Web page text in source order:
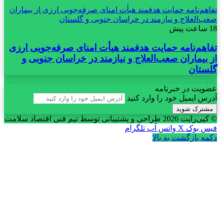
تفاهم‌نامه حمایت هدفمند هیأت امنای صرفه‌جویی ارزی از بیماران
صعب‌العلاج و نیازمند در خراسان جنوبی و گلستان
18 ساعت پیش
تفاهم‌نامه حمایت هدفمند هیأت امنای صرفه‌جویی ارزی
از بیماران صعب‌العلاج و نیازمند در خراسان جنوبی و
گلستان
عضویت در خبرنامه
آدرس ایمیل خود را وارد کنید
© کپی‌رایت 2026
طراحی و پشتیبانی توسط تیم فنی اقتصاد سلامت
فیس بوک X واتس آپ تلگرام
دکمه بازگشت به بالا